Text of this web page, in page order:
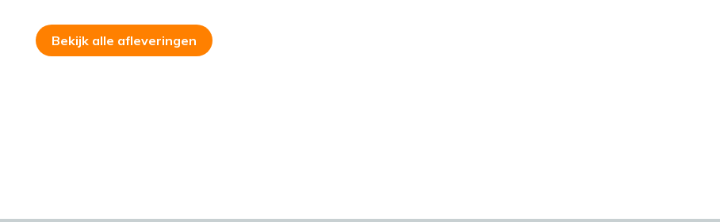
Bekijk alle afleveringen